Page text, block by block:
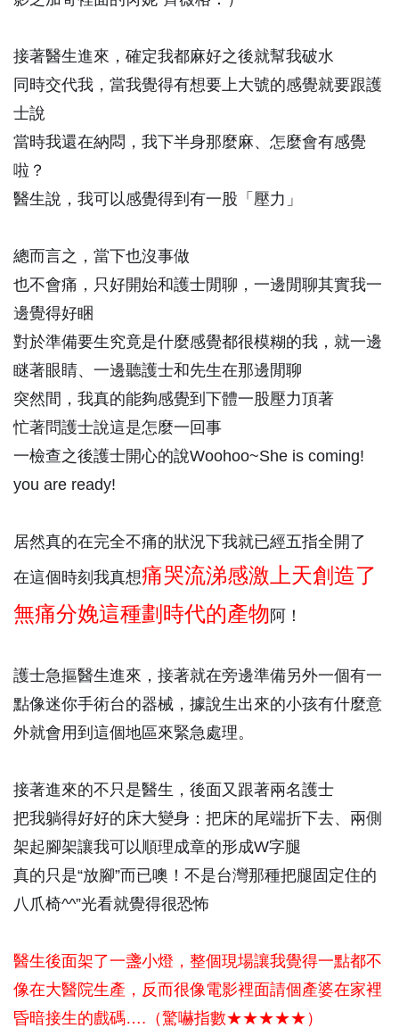
接著醫生進來，確定我都麻好之後就幫我破水
同時交代我，當我覺得有想要上大號的感覺就要跟護
士說
當時我還在納悶，我下半身那麼麻、怎麼會有感覺
啦？
醫生說，我可以感覺得到有一股「壓力」
總而言之，當下也沒事做
也不會痛，只好開始和護士閒聊，一邊閒聊其實我一
邊覺得好睏
對於準備要生究竟是什麼感覺都很模糊的我，就一邊
瞇著眼睛、一邊聽護士和先生在那邊閒聊
突然間，我真的能夠感覺到下體一股壓力頂著
忙著問護士說這是怎麼一回事
一檢查之後護士開心的說Woohoo~She is coming!
you are ready!
居然真的在完全不痛的狀況下我就已經五指全開了
在這個時刻我真想痛哭流涕感激上天創造了
無痛分娩這種劃時代的產物阿！
護士急摳醫生進來，接著就在旁邊準備另外一個有一
點像迷你手術台的器械，據說生出來的小孩有什麼意
外就會用到這個地區來緊急處理。
接著進來的不只是醫生，後面又跟著兩名護士
把我躺得好好的床大變身：把床的尾端折下去、兩側
架起腳架讓我可以順理成章的形成W字腿
真的只是“放腳”而已噢！不是台灣那種把腿固定住的
八爪椅^^”光看就覺得很恐怖
醫生後面架了一盞小燈，整個現場讓我覺得一點都不
像在大醫院生產，反而很像電影裡面請個產婆在家裡
昏暗接生的戲碼….（驚嚇指數★★★★★ ）